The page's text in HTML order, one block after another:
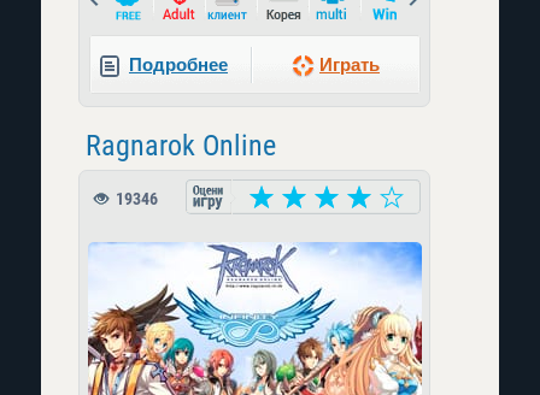
Подробнее Играть
Ragnarok Online
19346